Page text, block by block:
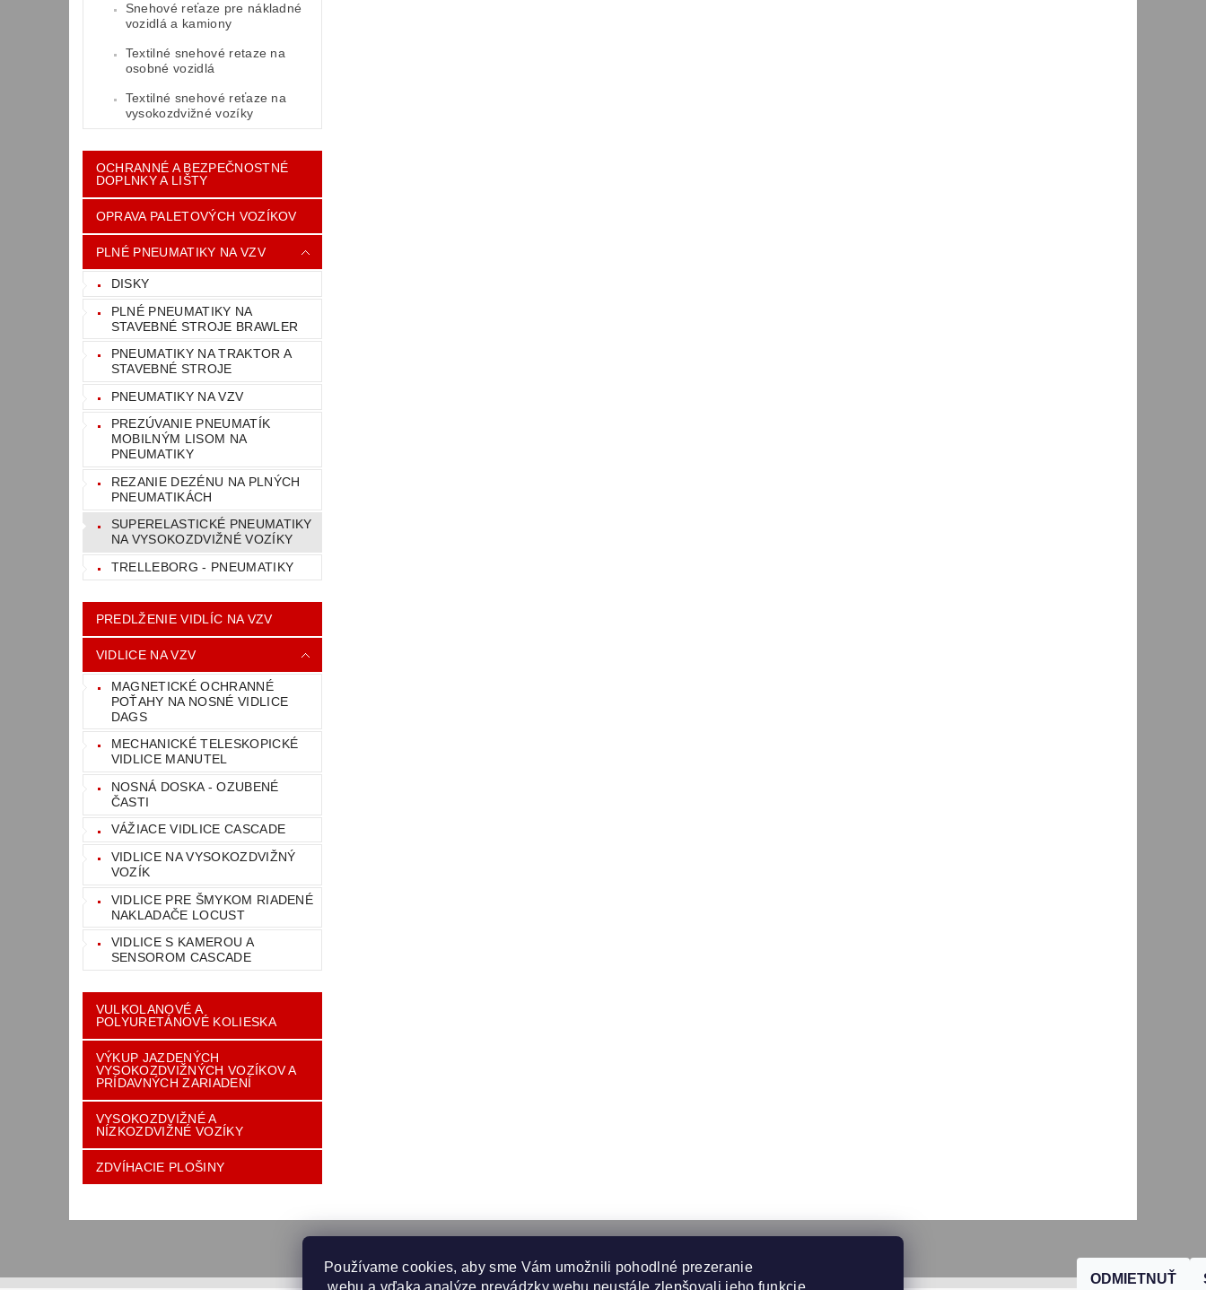
Snehové reťaze pre nákladné
vozidlá a kamiony
Textilné snehové retaze na
osobné vozidlá
Textilné snehové reťaze na
vysokozdvižné vozíky
OCHRANNÉ A BEZPEČNOSTNÉ
DOPLNKY A LIŠTY
OPRAVA PALETOVÝCH VOZÍKOV
PLNÉ PNEUMATIKY NA VZV
DISKY
PLNÉ PNEUMATIKY NA
STAVEBNÉ STROJE BRAWLER
PNEUMATIKY NA TRAKTOR A
STAVEBNÉ STROJE
PNEUMATIKY NA VZV
PREZÚVANIE PNEUMATÍK
MOBILNÝM LISOM NA
PNEUMATIKY
REZANIE DEZÉNU NA PLNÝCH
PNEUMATIKÁCH
SUPERELASTICKÉ PNEUMATIKY
NA VYSOKOZDVIŽNÉ VOZÍKY
TRELLEBORG - PNEUMATIKY
PREDLŽENIE VIDLÍC NA VZV
VIDLICE NA VZV
MAGNETICKÉ OCHRANNÉ
POŤAHY NA NOSNÉ VIDLICE
DAGS
MECHANICKÉ TELESKOPICKÉ
VIDLICE MANUTEL
NOSNÁ DOSKA - OZUBENÉ
ČASTI
VÁŽIACE VIDLICE CASCADE
VIDLICE NA VYSOKOZDVIŽNÝ
VOZÍK
VIDLICE PRE ŠMYKOM RIADENÉ
NAKLADAČE LOCUST
VIDLICE S KAMEROU A
SENSOROM CASCADE
VULKOLANOVÉ A
POLYURETÁNOVÉ KOLIESKA
VÝKUP JAZDENÝCH
VYSOKOZDVIŽNÝCH VOZÍKOV A
PRÍDAVNÝCH ZARIADENÍ
VYSOKOZDVIŽNÉ A
NÍZKOZDVIŽNÉ VOZÍKY
ZDVÍHACIE PLOŠINY
Používame cookies, aby sme Vám umožnili pohodlné prezeranie
webu a vďaka analýze prevádzky webu neustále zlepšovali jeho funkcie,
ODMIETNUŤ